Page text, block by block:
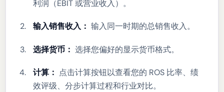
利润（EBIT 或营业收入）。
输入销售收入： 输入同一时期的总销售收入。
选择货币： 选择您偏好的显示货币格式。
计算： 点击计算按钮以查看您的 ROS 比率、绩
效评级、分步计算过程和行业对比。